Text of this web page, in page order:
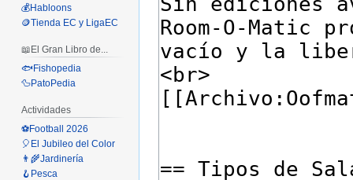
💰Habloons
🪙Tienda EC y LigaEC
📖El Gran Libro de...
🐟Fishopedia
🦆PatoPedia
Actividades
⚽Football 2026
🎈El Jubileo del Color
👨‍🌾Jardinería
🪝Pesca